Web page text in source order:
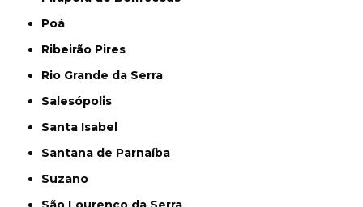
Poá
Ribeirão Pires
Rio Grande da Serra
Salesópolis
Santa Isabel
Santana de Parnaíba
Suzano